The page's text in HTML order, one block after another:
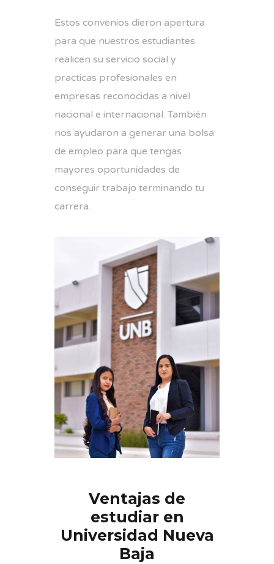
Estos convenios dieron apertura
para que nuestros estudiantes
realicen su servicio social y
practicas profesionales en
empresas reconocidas a nivel
nacional e internacional. También
nos ayudaron a generar una bolsa
de empleo para que tengas
mayores oportunidades de
conseguir trabajo terminando tu
carrera.
Ventajas de
estudiar en
Universidad Nueva
Baja